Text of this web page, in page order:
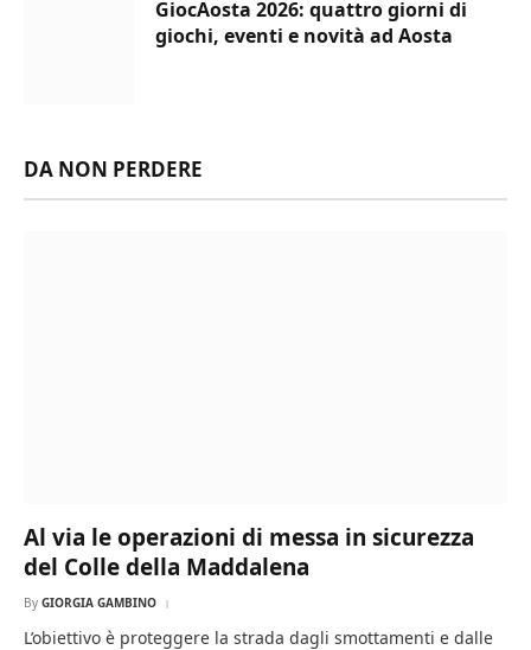
GiocAosta 2026: quattro giorni di
giochi, eventi e novità ad Aosta
DA NON PERDERE
Al via le operazioni di messa in sicurezza
del Colle della Maddalena
By GIORGIA GAMBINO
L’obiettivo è proteggere la strada dagli smottamenti e dalle